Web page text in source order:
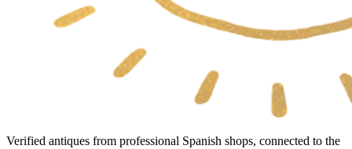
Verified antiques from professional Spanish shops, connected to the